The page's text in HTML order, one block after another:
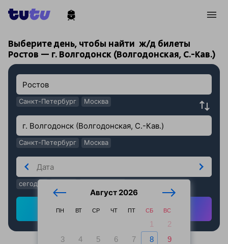
Выберите день, чтобы найти ж/д билеты
Ростов — г. Волгодонск (Волгодонская, С.-Кав.)
Санкт-Петербург Москва
Санкт-Петербург Москва
Август 2026
ПН ВТ СР ЧТ ПТ СБ ВС
1
2
3
4 5 6 7 8
9
сегодня
Найти ж/д билеты